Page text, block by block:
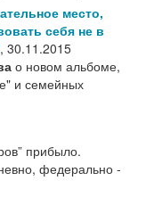
место,
себя не в
, 30.11.2015
о новом альбоме,
и семейных
прибыло.
федерально -